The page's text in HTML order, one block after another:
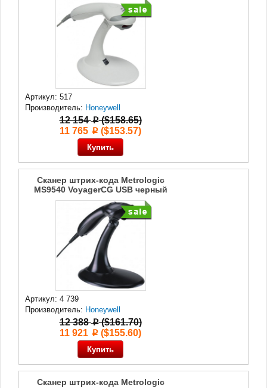
Артикул: 517
Производитель: Honeywell
12 154p($158.65)
11 765 p ($153.57)
Сканер штрих-кода Metrologic
MS9540 VoyagerCG USB черный
Артикул: 4 739
Производитель: Honeywell
12 388p($161.70)
11 921 p ($155.60)
Сканер штрих-кода Metrologic